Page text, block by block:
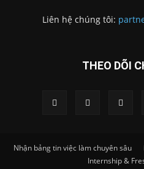
Liên hệ chúng tôi:
THEO DÕI
Nhận bảng tin việc làm chuyên sâu
Internship &